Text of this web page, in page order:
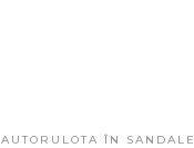
AUTORULOTA ÎN SANDALE